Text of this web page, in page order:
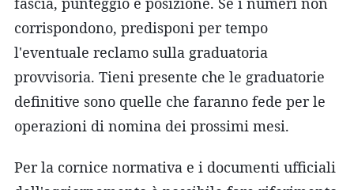
corrispondono, predisponi per tempo
l'eventuale reclamo sulla graduatoria
provvisoria. Tieni presente che le graduatorie
definitive sono quelle che faranno fede per le
operazioni di nomina dei prossimi mesi.
Per la cornice normativa e i documenti ufficiali